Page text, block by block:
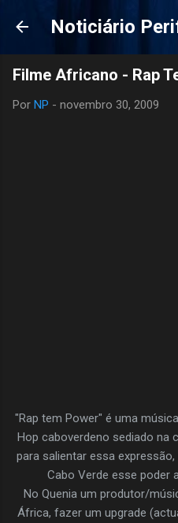
Pular para o
Noticiário
Filme Africano - Rap
Por NP - novembro 30, 2009
"Rap tem Power" é uma
Hop caboverdeno sediado na
para salientar essa
Cabo Verde esse poder
No Quenia um produtor/
África, fazer um upgrade